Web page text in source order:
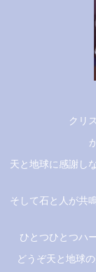
クリ
天と地球に感謝し
そして石と人が共
ひとつひとつハ
どうぞ天と地球